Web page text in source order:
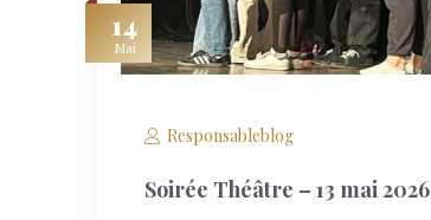
14
Mai
Responsableblog
Soirée Théâtre – 13 mai 2026